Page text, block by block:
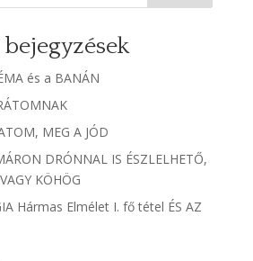
és a BANÁN
MEG A JÓD
DRÓNNAL IS ÉSZLELHETŐ,
KÖHÖG
Hármas Elmélet I. fő tétel ÉS AZ